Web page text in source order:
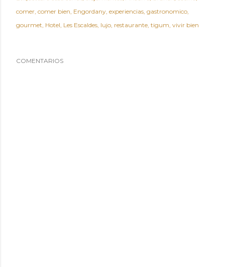
comer comer bien Engordany experiencias gastronomico
gourmet Hotel Les Escaldes lujo restaurante tigum vivir bien
COMENTARIOS